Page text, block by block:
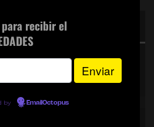
5 DE LALULULA
recibir el
by EmailOctopus